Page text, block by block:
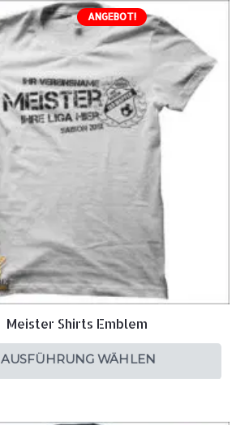
ANGEBOT!
Meister Shirts Emblem
AUSFÜHRUNG WÄHLEN